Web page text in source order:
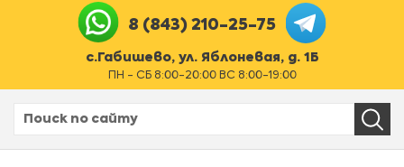
8 (843) 210-25-75
с.Габишево, ул. Яблоневая, д. 1Б
ПН - СБ 8:00-20:00 ВС 8:00-19:00